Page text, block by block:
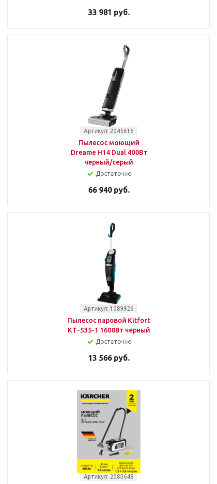
33 981 руб.
Артикул: 2045616
Пылесос моющий
Dreame H14 Dual 400Вт
черный/серый
Достаточно
66 940 руб.
Артикул: 1089926
Пылесос паровой Kitfort
КТ-535-1 1600Вт черный
Достаточно
13 566 руб.
Артикул: 2080648